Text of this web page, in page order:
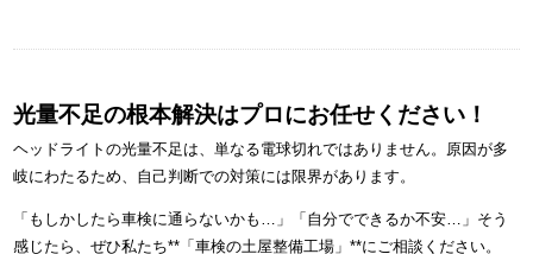
光量不足の根本解決はプロにお任せください！
ヘッドライトの光量不足は、単なる電球切れではありません。原因が多
岐にわたるため、自己判断での対策には限界があります。
「もしかしたら車検に通らないかも…」「自分でできるか不安…」そう
感じたら、ぜひ私たち**「車検の土屋整備工場」**にご相談ください。